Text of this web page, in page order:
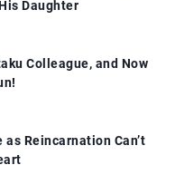
Daughter
Colleague, and Now
Reincarnation Can’t